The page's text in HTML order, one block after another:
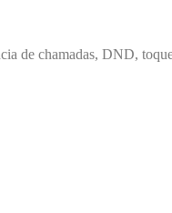
de chamadas, DND,